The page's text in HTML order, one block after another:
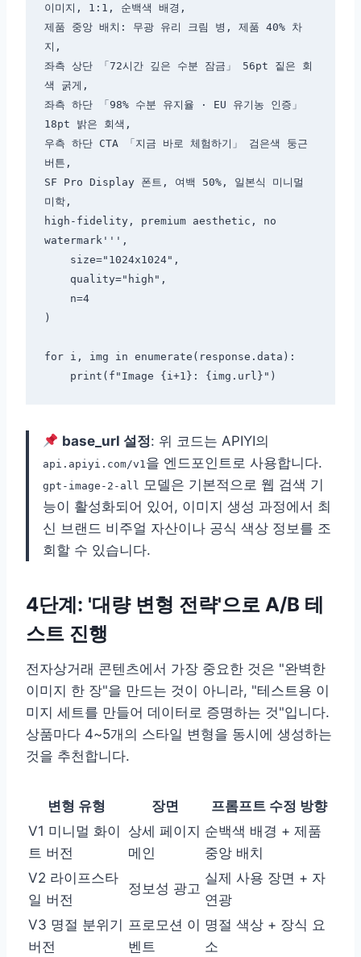
이미지, 1:1, 순백색 배경,
제품 중앙 배치: 무광 유리 크림 병, 제품 40% 차
지,
좌측 상단 「72시간 깊은 수분 잠금」 56pt 짙은 회
색 굵게,
좌측 하단 「98% 수분 유지율 · EU 유기농 인증」
18pt 밝은 회색,
우측 하단 CTA 「지금 바로 체험하기」 검은색 둥근
버튼,
SF Pro Display 폰트, 여백 50%, 일본식 미니멀
미학,
high-fidelity, premium aesthetic, no
watermark''',
)
for i, img in enumerate(response.data):
base_url 설정: 위 코드는 APIYI의
api.apiyi.com/v1을 엔드포인트로 사용합니다.
gpt-image-2-all 모델은 기본적으로 웹 검색 기
능이 활성화되어 있어, 이미지 생성 과정에서 최
신 브랜드 비주얼 자산이나 공식 색상 정보를 조
회할 수 있습니다.
4단계: '대량 변형 전략'으로 A/B 테
스트 진행
전자상거래 콘텐츠에서 가장 중요한 것은 "완벽한
이미지 한 장"을 만드는 것이 아니라, "테스트용 이
미지 세트를 만들어 데이터로 증명하는 것"입니다.
상품마다 4~5개의 스타일 변형을 동시에 생성하는
것을 추천합니다.
변형 유형 장면
프롬프트 수정 방향
V1 미니멀 화이
트 버전
상세 페이지
메인
순백색 배경 + 제품
중앙 배치
V2 라이프스타
일 버전
정보성 광고
실제 사용 장면 + 자
연광
V3 명절 분위기
버전
프로모션 이
벤트
명절 색상 + 장식 요
소